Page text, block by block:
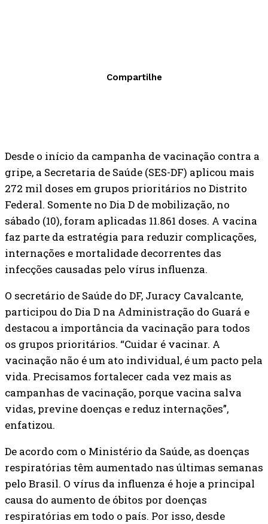
Compartilhe
Desde o início da campanha de vacinação contra a
gripe, a Secretaria de Saúde (SES-DF) aplicou mais
272 mil doses em grupos prioritários no Distrito
Federal. Somente no Dia D de mobilização, no
sábado (10), foram aplicadas 11.861 doses. A vacina
faz parte da estratégia para reduzir complicações,
internações e mortalidade decorrentes das
infecções causadas pelo vírus influenza.
O secretário de Saúde do DF, Juracy Cavalcante,
participou do Dia D na Administração do Guará e
destacou a importância da vacinação para todos
os grupos prioritários. “Cuidar é vacinar. A
vacinação não é um ato individual, é um pacto pela
vida. Precisamos fortalecer cada vez mais as
campanhas de vacinação, porque vacina salva
vidas, previne doenças e reduz internações”,
enfatizou.
De acordo com o Ministério da Saúde, as doenças
respiratórias têm aumentado nas últimas semanas
pelo Brasil. O vírus da influenza é hoje a principal
causa do aumento de óbitos por doenças
respiratórias em todo o país. Por isso, desde